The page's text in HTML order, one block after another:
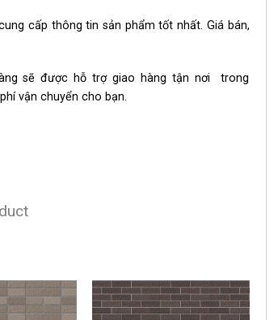
cấp thông tin sản phẩm tốt nhất. Giá bán,
sẽ được hỗ trợ giao hàng tận nơi trong
vận chuyển cho bạn.